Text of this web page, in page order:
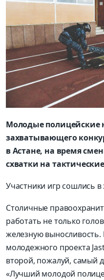
Молодые полицейские
захватывающего
в Астане, на время
схватки на
Участники игр сошлись
Столичные
работать не только
железную
молодежного проекта
второй, пожалуй, самый
«Лучший молодой